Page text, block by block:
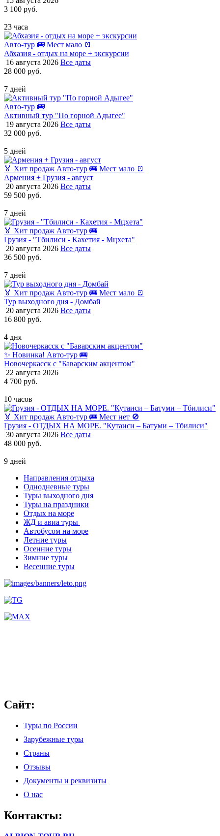
3 100 руб.
23 часа
Авто-тур 🚌 Мест мало 🪫
Абхазия - отдых на море + экскурсии
16 августа 2026 Все даты
28 000 руб.
7 дней
Авто-тур 🚌
Активный тур "По горной Адыгее"
19 августа 2026 Все даты
32 000 руб.
5 дней
🏅 Хит продаж Авто-тур 🚌 Мест мало 🪫
Армения + Грузия - август
20 августа 2026 Все даты
59 500 руб.
7 дней
🏅 Хит продаж Авто-тур 🚌
Грузия - "Тбилиси - Кахетия - Мцхета"
20 августа 2026 Все даты
36 500 руб.
7 дней
🏅 Хит продаж Авто-тур 🚌 Мест мало 🪫
Тур выходного дня - Домбай
20 августа 2026 Все даты
16 800 руб.
4 дня
✨ Новинка! Авто-тур 🚌
Новочеркасск с "Баварским акцентом"
22 августа 2026
4 700 руб.
10 часов
🏅 Хит продаж Авто-тур 🚌 Мест нет 🚫
Грузия - ОТДЫХ НА МОРЕ. "Кутаиси – Батуми – Тбилиси"
30 августа 2026 Все даты
48 000 руб.
9 дней
Направления отдыха
Однодневные туры
Туры выходного дня
Туры на праздники
Отдых на море
ЖД и авиа туры
Автобусом на море
Летние туры
Осенние туры
Зимние туры
Весенние туры
Сайт:
Туры по России
Зарубежные туры
Страны
Отзывы
Документы и реквизиты
О нас
Контакты: